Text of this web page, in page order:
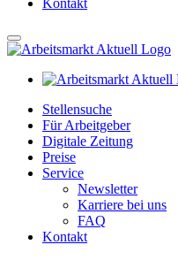
Kontakt
Stellensuche
Für Arbeitgeber
Digitale Zeitung
Preise
Service
Newsletter
Karriere bei uns
FAQ
Kontakt